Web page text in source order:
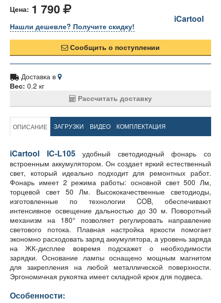
Цена: 1 790
iCartool
Нашли дешевле? Получите скидку!
Сообщить о поступлении
Доставка в
Вес: 0.2 кг
Рассчитать доставку
ОПИСАНИЕ ЗАГРУЗКИ ВИДЕО КОМПЛЕКТАЦИЯ
iCartool IC-L105удобный светодиодный фонарь со
встроенным аккумулятором. Он создает яркий естественный
свет, который идеально подходит для ремонтных работ.
Фонарь имеет 2 режима работы: основной свет 500 Лм,
торцевой свет 50 Лм. Высококачественные светодиоды,
изготовленные по технологии COB, обеспечивают
интенсивное освещение дальностью до 30 м. Поворотный
механизм на 180° позволяет регулировать направление
светового потока. Плавная настройка яркости помогает
экономно расходовать заряд аккумулятора, а уровень заряда
на ЖК-дисплее вовремя подскажет о необходимости
зарядки. Основание лампы оснащено мощным магнитом
для закрепления на любой металлической поверхности.
Эргономичная рукоятка имеет складной крюк для подвеса.
Особенности: